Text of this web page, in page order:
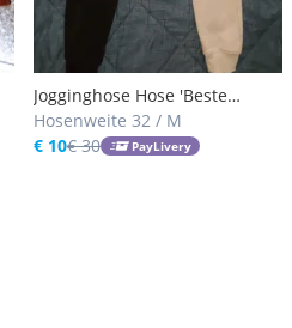
Jogginghose Hose 'Beste
Leben' Herren Größe: M
Hosenweite 32 / M
€ 10€ 30 PayLivery